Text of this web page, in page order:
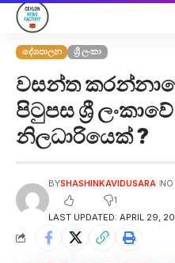
දේශපාලන ශ්‍රී ලංකා
වසන්ත
පිටුපස ශ්‍රී
නිලධාරියෙක් ?
LAST UPDATED: APRIL 29,
BYSHASHINKAVIDUSARA NO
1